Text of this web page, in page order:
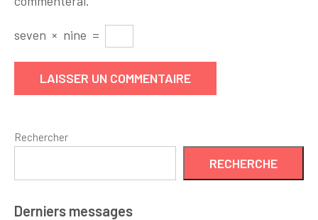
seven × nine =
Rechercher
RECHERCHE
Derniers messages